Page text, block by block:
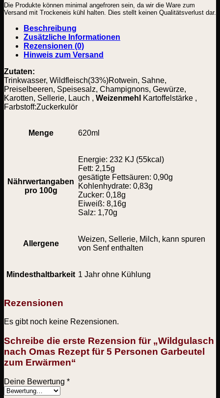
Die Produkte können minimal angefroren sein, da wir die Ware zum
Versand mit Trockeneis kühl halten. Dies stellt keinen Qualitätsverlust dar.
Beschreibung
Zusätzliche Informationen
Rezensionen (0)
Hinweis zum Versand
Zutaten:
Trinkwasser, Wildfleisch(33%)Rotwein, Sahne,
Preiselbeeren, Speisesalz, Champignons, Gewürze,
Karotten, Sellerie, Lauch , Weizenmehl
Kartoffelstärke ,
Farbstoff:Zuckerkulör
Menge 620ml
Nährwertangaben
pro 100g
Energie: 232 KJ (55kcal)
Fett: 2,15g
gesätigte Fettsäuren: 0,90g
Kohlenhydrate: 0,83g
Zucker: 0,18g
Eiweiß: 8,16g
Salz: 1,70g
Allergene
Weizen, Sellerie, Milch, kann spuren
von Senf enthalten
Mindesthaltbarkeit 1 Jahr ohne Kühlung
Rezensionen
Es gibt noch keine Rezensionen.
Schreibe die erste Rezension für „Wildgulasch
nach Omas Rezept für 5 Personen Garbeutel
zum Erwärmen“
Deine Bewertung *